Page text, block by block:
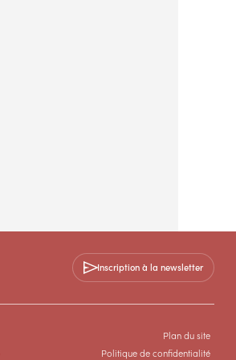
Inscription à la newsletter
Plan du site
Politique de confidentialité